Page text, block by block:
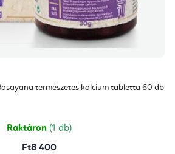
természetes kalcium tabletta 60 db
Raktáron (1 db)
Ft8 400